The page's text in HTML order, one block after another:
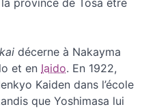
décerne à Nakayma
et en Iaido. En 1922,
Kaiden dans l’école
que Yoshimasa lui